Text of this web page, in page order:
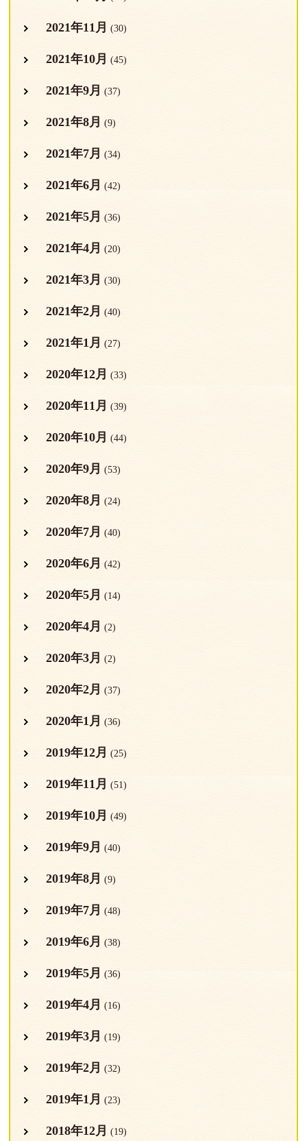
2021年11月 (30)
2021年10月 (45)
2021年9月 (37)
2021年8月 (9)
2021年7月 (34)
2021年6月 (42)
2021年5月 (36)
2021年4月 (20)
2021年3月 (30)
2021年2月 (40)
2021年1月 (27)
2020年12月 (33)
2020年11月 (39)
2020年10月 (44)
2020年9月 (53)
2020年8月 (24)
2020年7月 (40)
2020年6月 (42)
2020年5月 (14)
2020年4月 (2)
2020年3月 (2)
2020年2月 (37)
2020年1月 (36)
2019年12月 (25)
2019年11月 (51)
2019年10月 (49)
2019年9月 (40)
2019年8月 (9)
2019年7月 (48)
2019年6月 (38)
2019年5月 (36)
2019年4月 (16)
2019年3月 (19)
2019年2月 (32)
2019年1月 (23)
2018年12月 (19)